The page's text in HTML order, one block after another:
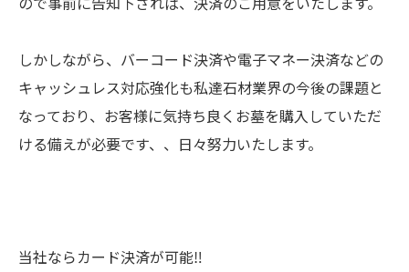
しかしながら、バーコード決済や電子マネー決済などの
キャッシュレス対応強化も私達石材業界の今後の課題と
なっており、お客様に気持ち良くお墓を購入していただ
ける備えが必要です、、日々努力いたします。
当社ならカード決済が可能‼